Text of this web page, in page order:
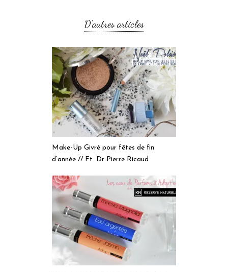
D'autres articles
Make-Up Givré pour fêtes de fin
d’année // Ft. Dr Pierre Ricaud